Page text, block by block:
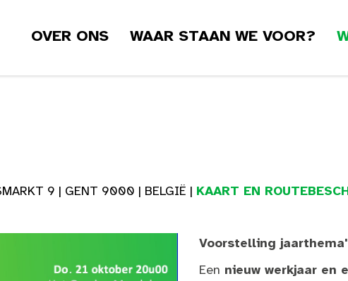
OVER ONS WAAR STAAN WE VOOR?
9 | GENT 9000 | BELGIË | KAART EN
Voorstelling
Een nieuw werkjaar en